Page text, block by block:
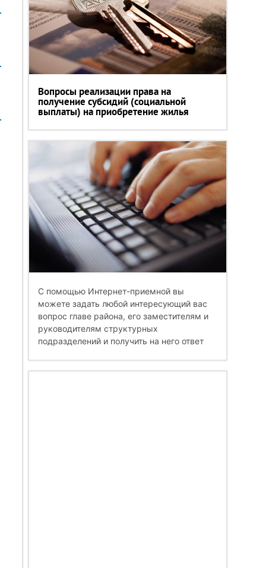
Вопросы реализации права на
получение субсидий (социальной
выплаты) на приобретение жилья
С помощью Интернет-приемной вы
можете задать любой интересующий вас
вопрос главе района, его заместителям и
руководителям структурных
подразделений и получить на него ответ